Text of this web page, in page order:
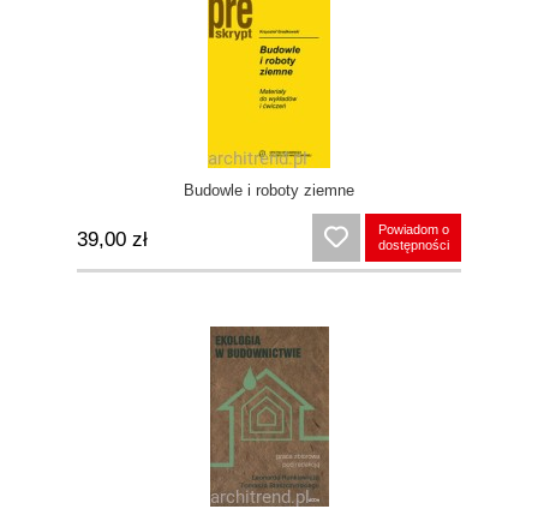
Budowle i roboty ziemne
39,00 zł
Powiadom o
dostępności